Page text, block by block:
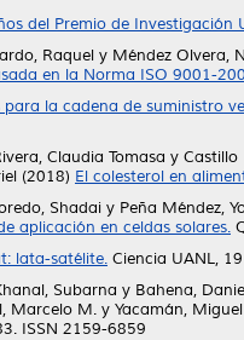
del Premio de Investigación
Raquel y Méndez Olvera,
en la Norma ISO 9001-
la cadena de suministro
Claudia Tomasa y Castillo
(2018) El colesterol en
Shadai y Peña Méndez,
aplicación en celdas solares.
lata-satélite. Ciencia UANL,
Subarna y Bahena,
Marcelo M. y Yacamán,
ISSN 2159-6859